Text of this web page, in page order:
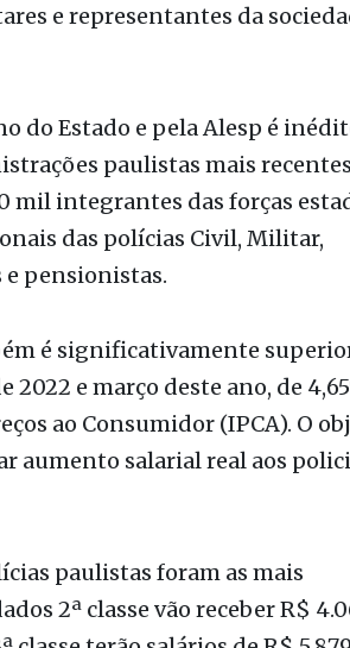
do Estado e pela Alesp é
mil integrantes das forças
das polícias Civil, Militar,
pensionistas.
é significativamente superior
ao Consumidor (IPCA). O
aumento salarial real aos
paulistas foram as mais
terão salários de R$
científicos 3ª classe